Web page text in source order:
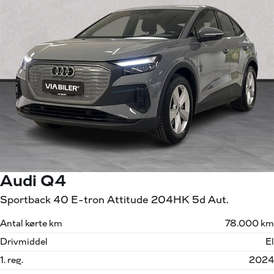
Audi Q4
Sportback 40 E-tron Attitude 204HK 5d Aut.
Antal kørte km
78.000 km
Drivmiddel
El
1. reg.
2024